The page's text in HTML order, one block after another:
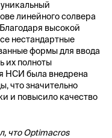
линейного солвера
высокой
нестандартные
формы для ввода
их полноты
НСИ была внедрена
что значительно
и повысило качество
что Optimacros